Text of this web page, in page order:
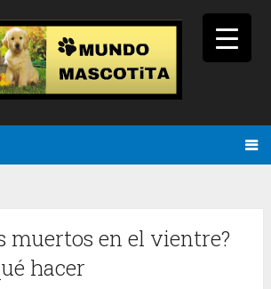
muertos en el vientre?
hacer